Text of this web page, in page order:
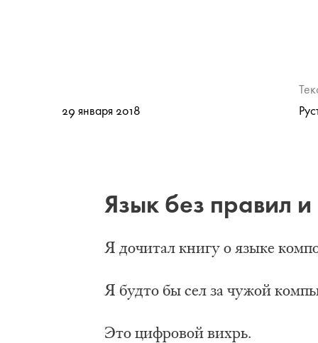
29 января 2018
Язык без пра­вил
Я до­чи­тал кни­гу о язы­ке
Я буд­то бы сел за чу­жой
Это циф­ро­вой вихрь.